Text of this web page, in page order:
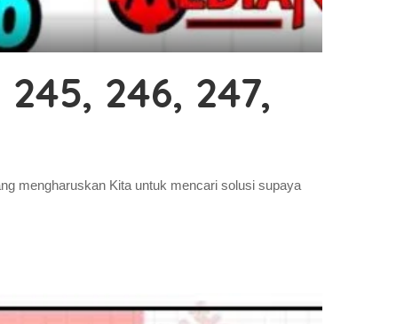
246, 247,
mengharuskan Kita untuk mencari solusi supaya